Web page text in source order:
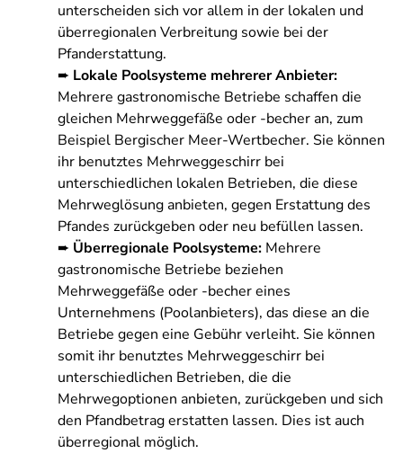
unterscheiden sich vor allem in der lokalen und
überregionalen Verbreitung sowie bei der
Pfanderstattung.
➨ Lokale Poolsysteme mehrerer Anbieter:
Mehrere gastronomische Betriebe schaffen die
gleichen Mehrweggefäße oder -becher an, zum
Beispiel Bergischer Meer-Wertbecher. Sie können
ihr benutztes Mehrweggeschirr bei
unterschiedlichen lokalen Betrieben, die diese
Mehrweglösung anbieten, gegen Erstattung des
Pfandes zurückgeben oder neu befüllen lassen.
➨ Überregionale Poolsysteme: Mehrere
gastronomische Betriebe beziehen
Mehrweggefäße oder -becher eines
Unternehmens (Poolanbieters), das diese an die
Betriebe gegen eine Gebühr verleiht. Sie können
somit ihr benutztes Mehrweggeschirr bei
unterschiedlichen Betrieben, die die
Mehrwegoptionen anbieten, zurückgeben und sich
den Pfandbetrag erstatten lassen. Dies ist auch
überregional möglich.